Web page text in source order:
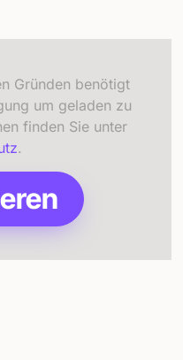
Gründen benötigt
um geladen zu
finden Sie unter
.